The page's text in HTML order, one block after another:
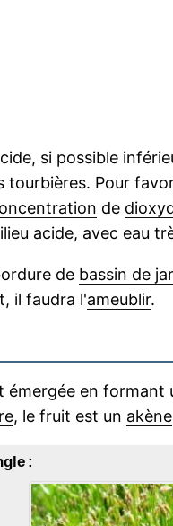
si possible
tourbières. Pour
de
acide, avec eau
de bassin de
il faudra l'ameublir.
émergée en
, le fruit est un akène
: